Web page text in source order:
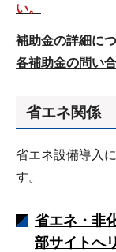
い。
補助金の詳細に
各補助金の問い
省エネ関係
省エネ設備導入
す。
省エネ・非
部サイトへ